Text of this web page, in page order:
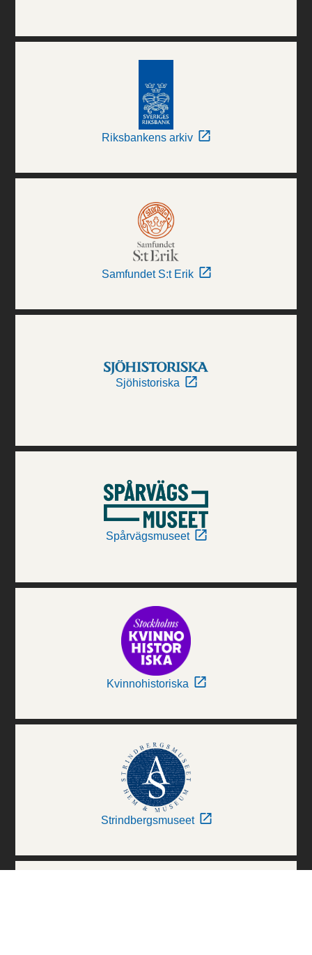
Riksbankens arkiv
Samfundet S:t Erik
Sjöhistoriska
Spårvägsmuseet
Kvinnohistoriska
Strindbergsmuseet